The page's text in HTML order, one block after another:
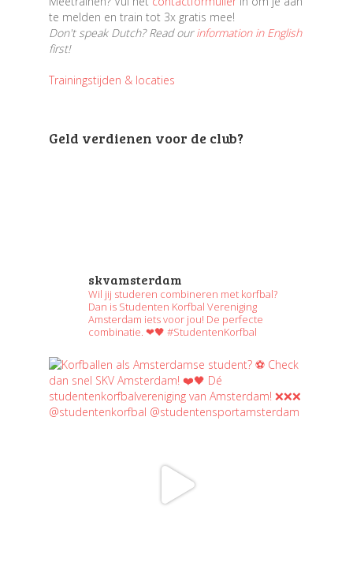
te melden en train tot 3x gratis mee!
Don't speak Dutch? Read ourinformation in English
first!
Trainingstijden & locaties
Geld verdienen voor de club?
skvamsterdam
Wil jij studeren combineren met korfbal?
Dan is Studenten Korfbal Vereniging
Amsterdam iets voor jou! De perfecte
combinatie. ❤🖤 #StudentenKorfbal